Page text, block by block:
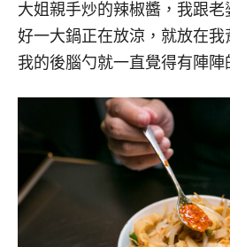
大姐親手炒的辣椒醬，我跟
好一大鍋正在放涼，就放在
我的後腦勺就一直覺得有陣陣